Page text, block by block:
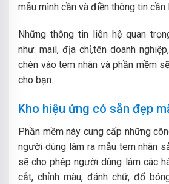
mẫu mình cần và điền thông tin cần
Những thông tin liên hệ quan
như: mail, địa chỉ,tên doanh
chèn vào tem nhãn và phần mềm
cho bạn.
Kho hiệu ứng có sẵn đẹp
Phần mềm này cung cấp những
người dùng làm ra mẫu tem nhãn
sẽ cho phép người dùng làm các
cắt, chỉnh màu, đánh chữ, đổ